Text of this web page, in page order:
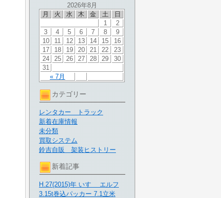
2026年8月
月
火 水 木 金 土 日
« 7月
1
2
3
4 5 6 7 8
9
10
11 12 13 14 15
16
17
18 19 20 21 22
23
24
25 26 27 28 29
30
31
カテゴリー
レンタカー トラック
新着在庫情報
未分類
買取システム
鈴吉自販 架装ヒストリー
新着記事
H.27(2015)年 いすゞ エルフ
3.15t巻込パッカー 7.1立米